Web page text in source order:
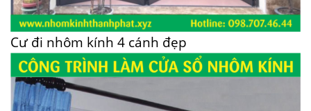
Cư đi nhôm kính 4 cánh đẹp